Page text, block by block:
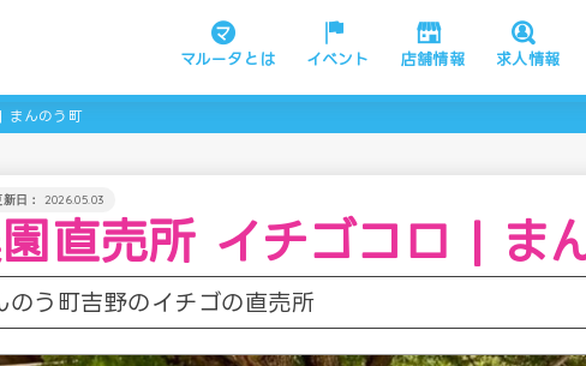
マルータとは イベント 店舗情報 求人情報
まんのう町
2026.05.03
直売所 イチゴコロ | ま
のう町吉野のイチゴの直売所